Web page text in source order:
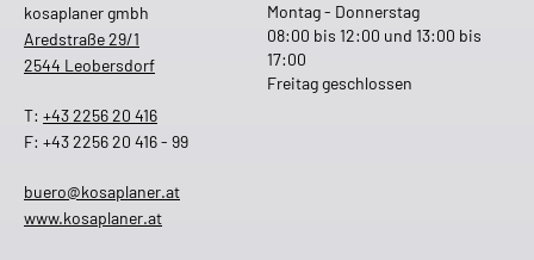
kosaplaner gmbh
Aredstraße 29/1
2544 Leobersdorf
T: +43 2256 20 416
F: +43 2256 20 416 - 99
buero@kosaplaner.at
www.kosaplaner.at
Montag - Donnerstag
08:00 bis 12:00 und 13:00 bis
17:00
Freitag geschlossen